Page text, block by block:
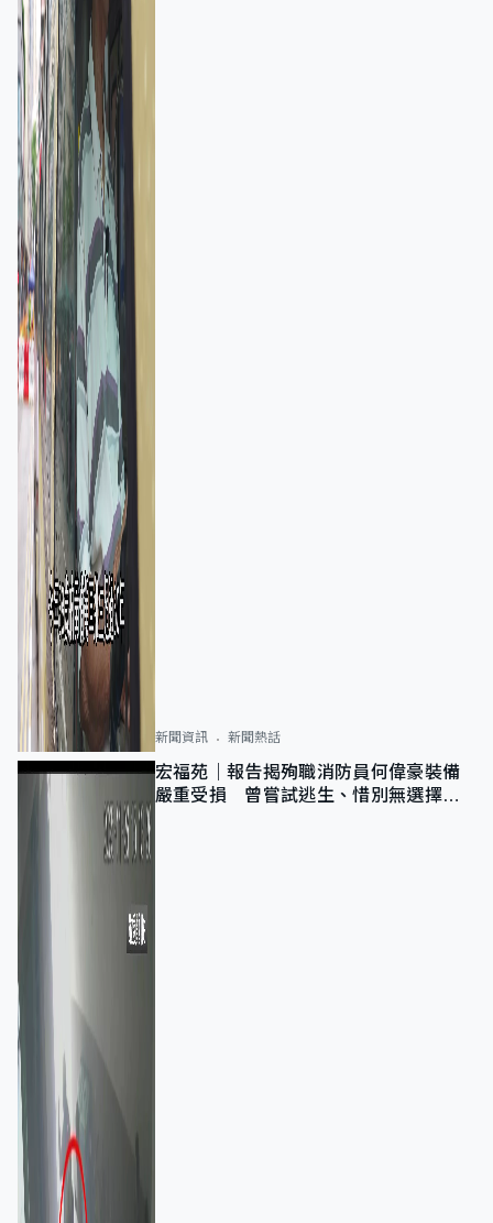
新聞資訊 新聞熱話
宏福苑｜報告揭殉職消防員何偉豪裝備
嚴重受損 曾嘗試逃生、惜別無選擇下